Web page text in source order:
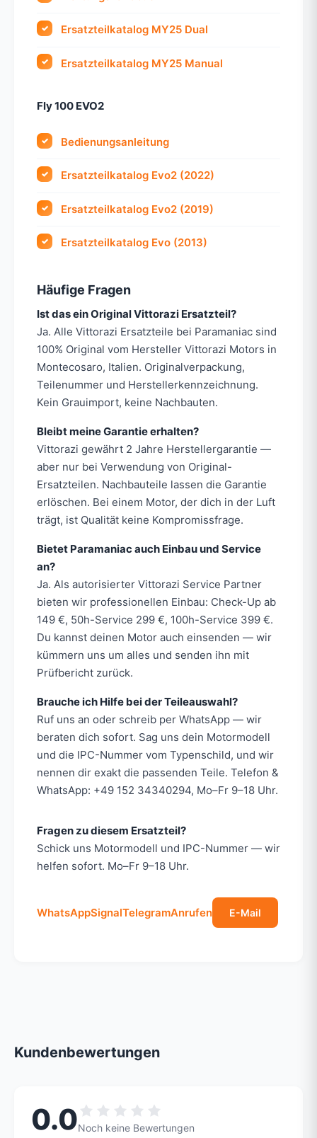
Ersatzteilkatalog MY25 Dual
Ersatzteilkatalog MY25 Manual
Fly 100 EVO2
Bedienungsanleitung
Ersatzteilkatalog Evo2 (2022)
Ersatzteilkatalog Evo2 (2019)
Ersatzteilkatalog Evo (2013)
Häufige Fragen
Ist das ein Original Vittorazi Ersatzteil?
Ja. Alle Vittorazi Ersatzteile bei Paramaniac sind
100% Original vom Hersteller Vittorazi Motors in
Montecosaro, Italien. Originalverpackung,
Teilenummer und Herstellerkennzeichnung.
Kein Grauimport, keine Nachbauten.
Bleibt meine Garantie erhalten?
Vittorazi gewährt 2 Jahre Herstellergarantie —
aber nur bei Verwendung von Original-
Ersatzteilen. Nachbauteile lassen die Garantie
erlöschen. Bei einem Motor, der dich in der Luft
trägt, ist Qualität keine Kompromissfrage.
Bietet Paramaniac auch Einbau und Service
an?
Ja. Als autorisierter Vittorazi Service Partner
bieten wir professionellen Einbau: Check-Up ab
149 €, 50h-Service 299 €, 100h-Service 399 €.
Du kannst deinen Motor auch einsenden — wir
kümmern uns um alles und senden ihn mit
Prüfbericht zurück.
Brauche ich Hilfe bei der Teileauswahl?
Ruf uns an oder schreib per WhatsApp — wir
beraten dich sofort. Sag uns dein Motormodell
und die IPC-Nummer vom Typenschild, und wir
nennen dir exakt die passenden Teile. Telefon &
WhatsApp: +49 152 34340294, Mo–Fr 9–18 Uhr.
Fragen zu diesem Ersatzteil?
Schick uns Motormodell und IPC-Nummer — wir
helfen sofort. Mo–Fr 9–18 Uhr.
WhatsAppSignalTelegramAnrufen E-Mail
Kundenbewertungen
0.0Noch keine Bewertungen